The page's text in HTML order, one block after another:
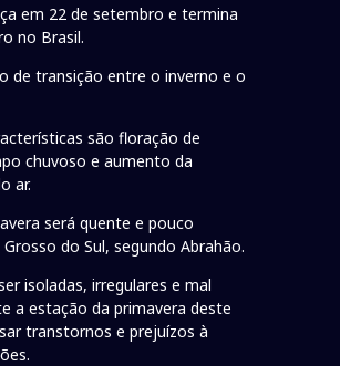
em 22 de setembro e termina
no Brasil.
de transição entre o inverno e o
são floração de
chuvoso e aumento da
ar.
será quente e pouco
do Sul, segundo Abrahão.
isoladas, irregulares e mal
a estação da primavera deste
transtornos e prejuízos à